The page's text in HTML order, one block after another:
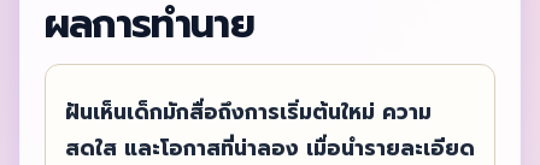
ผลการทำนาย
ฝันเห็นเด็กมักสื่อถึงการเริ่มต้นใหม่ ความ
สดใส และโอกาสที่น่าลอง เมื่อนำรายละเอียด